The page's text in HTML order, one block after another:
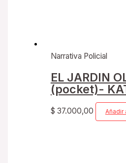
Narrativa Policial
EL JARDIN
(pocket)-
$ 37.000,00 Añadir